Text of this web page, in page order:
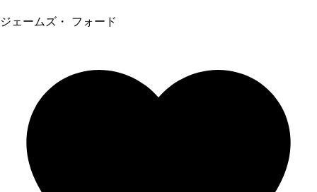
ジェームズ・ フォード